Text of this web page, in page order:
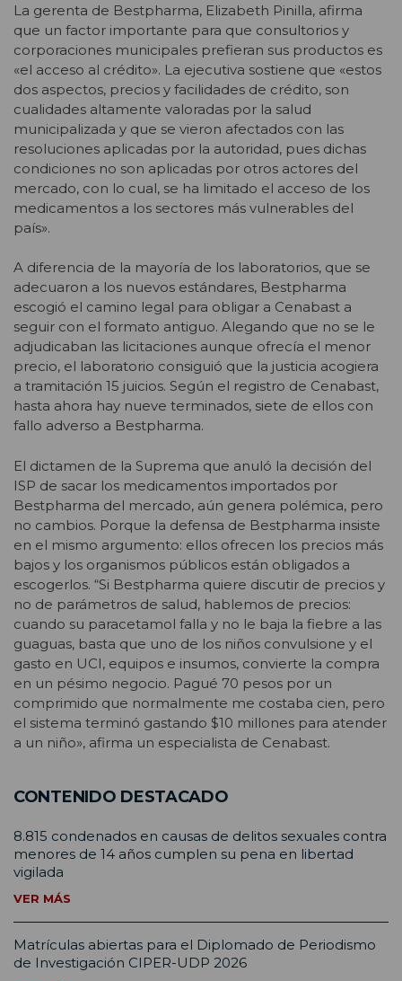
La gerenta de Bestpharma, Elizabeth Pinilla, afirma
que un factor importante para que consultorios y
corporaciones municipales prefieran sus productos es
«el acceso al crédito». La ejecutiva sostiene que «estos
dos aspectos, precios y facilidades de crédito, son
cualidades altamente valoradas por la salud
municipalizada y que se vieron afectados con las
resoluciones aplicadas por la autoridad, pues dichas
condiciones no son aplicadas por otros actores del
mercado, con lo cual, se ha limitado el acceso de los
medicamentos a los sectores más vulnerables del
país».
A diferencia de la mayoría de los laboratorios, que se
adecuaron a los nuevos estándares, Bestpharma
escogió el camino legal para obligar a Cenabast a
seguir con el formato antiguo. Alegando que no se le
adjudicaban las licitaciones aunque ofrecía el menor
precio, el laboratorio consiguió que la justicia acogiera
a tramitación 15 juicios. Según el registro de Cenabast,
hasta ahora hay nueve terminados, siete de ellos con
fallo adverso a Bestpharma.
El dictamen de la Suprema que anuló la decisión del
ISP de sacar los medicamentos importados por
Bestpharma del mercado, aún genera polémica, pero
no cambios. Porque la defensa de Bestpharma insiste
en el mismo argumento: ellos ofrecen los precios más
bajos y los organismos públicos están obligados a
escogerlos. “Si Bestpharma quiere discutir de precios y
no de parámetros de salud, hablemos de precios:
cuando su paracetamol falla y no le baja la fiebre a las
guaguas, basta que uno de los niños convulsione y el
gasto en UCI, equipos e insumos, convierte la compra
en un pésimo negocio. Pagué 70 pesos por un
comprimido que normalmente me costaba cien, pero
el sistema terminó gastando $10 millones para atender
a un niño», afirma un especialista de Cenabast.
CONTENIDO DESTACADO
8.815 condenados en causas de delitos sexuales contra
menores de 14 años cumplen su pena en libertad
vigilada
VER MÁS
Matrículas abiertas para el Diplomado de Periodismo
de Investigación CIPER-UDP 2026